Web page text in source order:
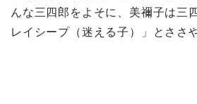
んな三四郎をよそに、美禰子は三
レイシープ（迷える子）」とささ